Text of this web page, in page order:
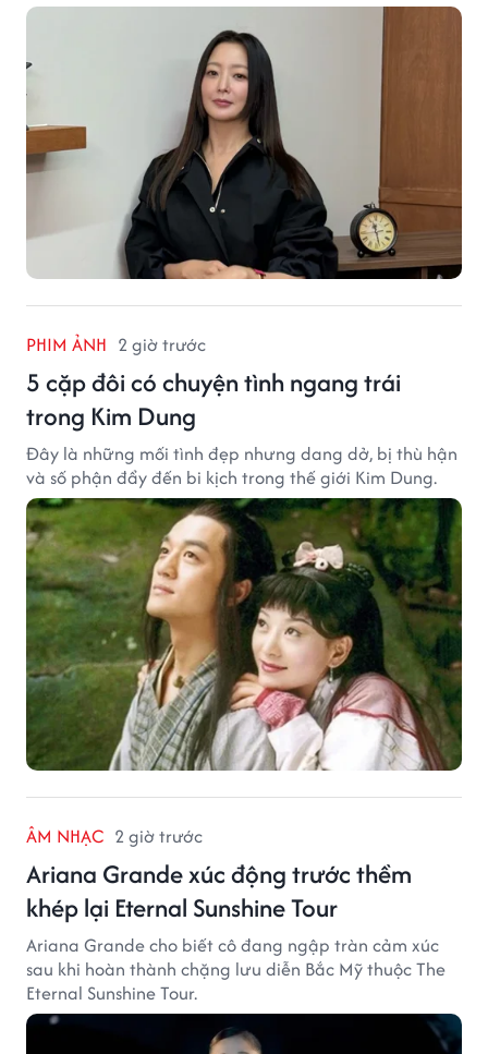
PHIM ẢNH 2 giờ trước
5 cặp đôi có chuyện tình ngang trái
trong Kim Dung
Đây là những mối tình đẹp nhưng dang dở, bị thù hận
và số phận đẩy đến bi kịch trong thế giới Kim Dung.
ÂM NHẠC 2 giờ trước
Ariana Grande xúc động trước thềm
khép lại Eternal Sunshine Tour
Ariana Grande cho biết cô đang ngập tràn cảm xúc
sau khi hoàn thành chặng lưu diễn Bắc Mỹ thuộc The
Eternal Sunshine Tour.